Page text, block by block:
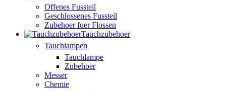
Offenes Fussteil
Geschlossenes Fussteil
Zubehoer fuer Flossen
Tauchzubehoer
Tauchlampen
Tauchlampe
Zubehoer
Messer
Chemie